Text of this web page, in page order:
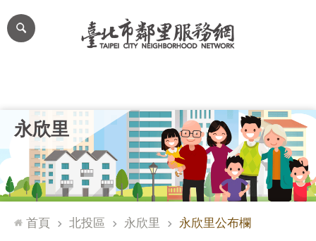
跳到主要內容區塊
網
站
台
通
永欣里
首頁 北投區 永欣里 永欣里公布欄